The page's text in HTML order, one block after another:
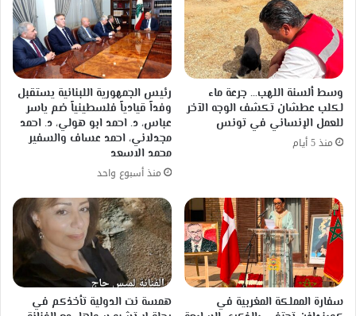
وسط ألسنة اللهب… جرعة ماء
لكلب عطشان تكشف الوجه الآخر
للعمل الإنساني في تونس
منذ 5 أيام
رئيس الجمهورية اللبنانية يستقبل
وفداً قيادياً فلسطينياً ضم ياسر
عباس، د. احمد ابو هولي، د. احمد
مجدلاني، احمد عساف والسفير
محمد الاسعد
منذ أسبوع واحد
سفارة المملكة المغربية في
همسة نت الدولية تأخذكم في